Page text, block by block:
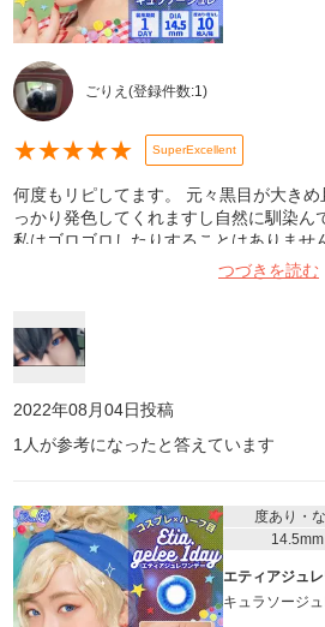
ごりえ (登録件数:1)
★★★★★ SuperExcellent
何度もリピしてます。 元々黒目が大き
っかり発色してくれますし自然に馴染ん
私はゴロゴロしたりすることはありませ
つづきを読む
2022年08月04日投稿
1 人が参考になったと答えています
度あり・
14.5mm
エティアジュ
キュラソージ